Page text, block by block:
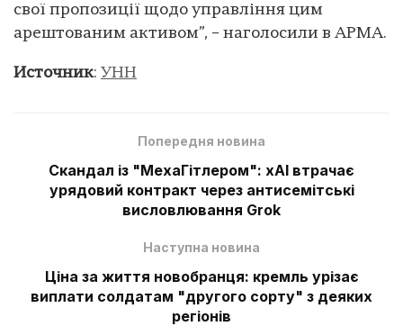
свої пропозиції щодо управління цим
арештованим активом”, – наголосили в АРМА.
Источник: УНН
Попередня новина
Скандал із "МехаГітлером": xAI втрачає
урядовий контракт через антисемітські
висловлювання Grok
Наступна новина
Ціна за життя новобранця: кремль урізає
виплати солдатам "другого сорту" з деяких
регіонів